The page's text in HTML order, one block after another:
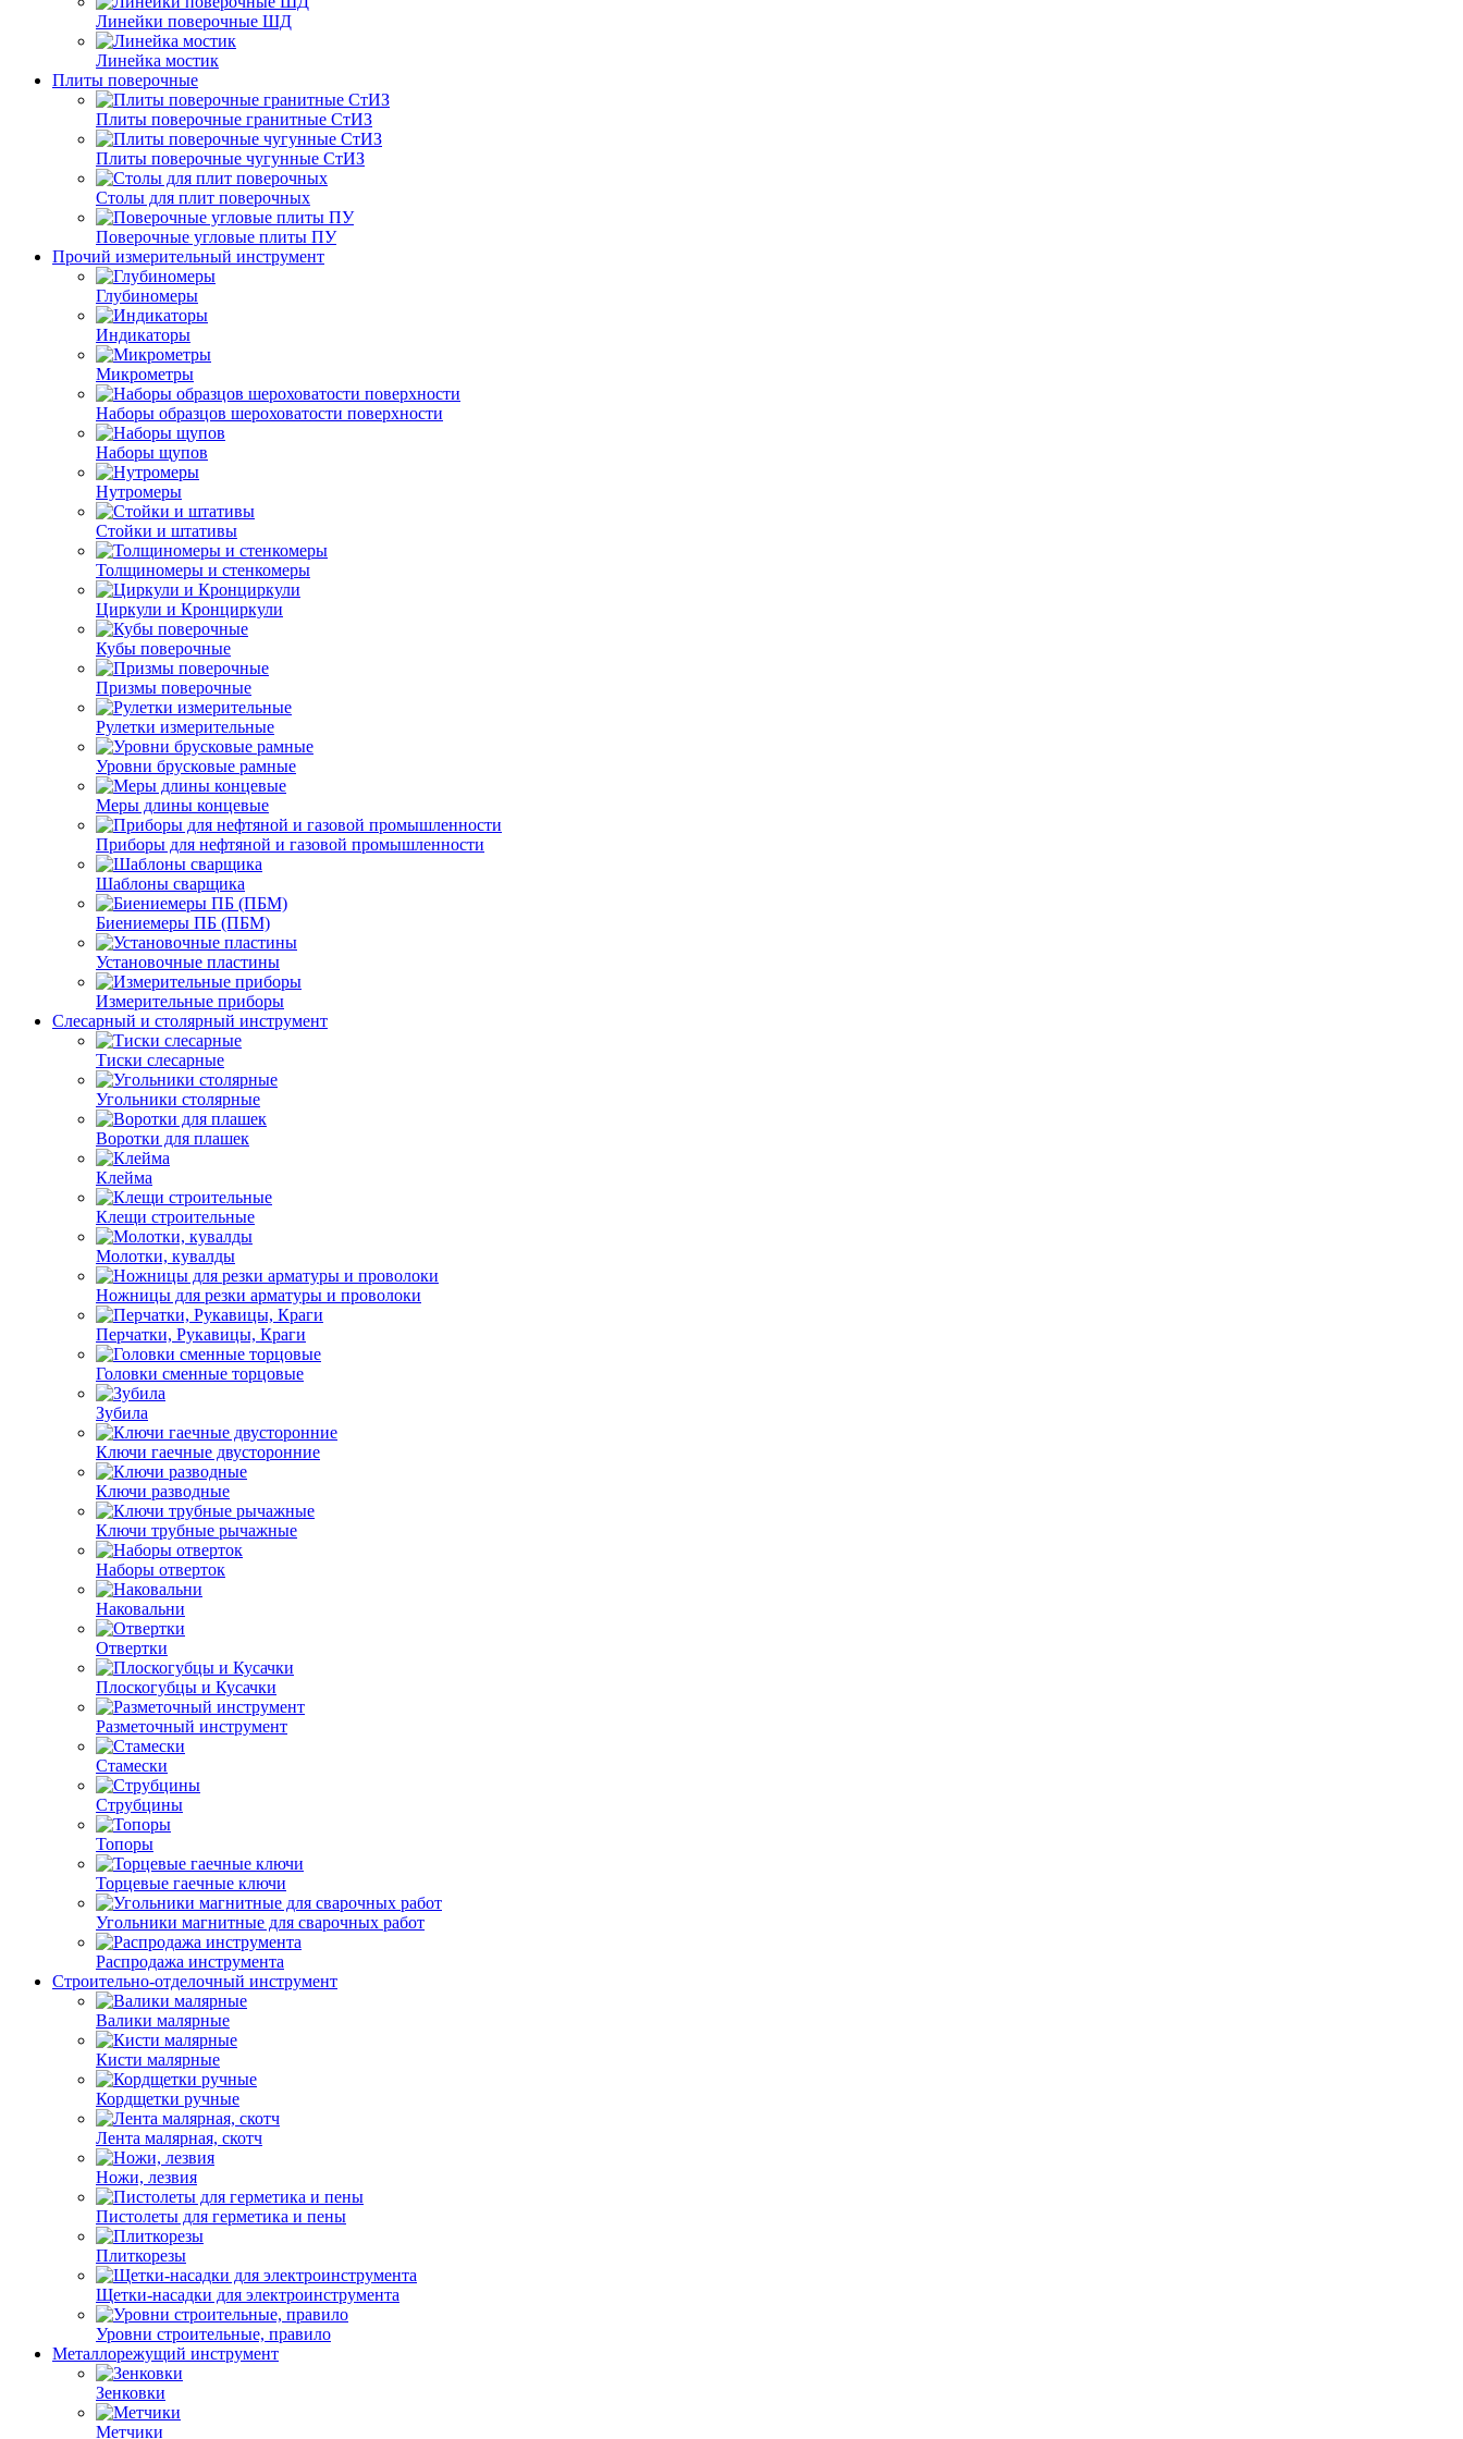
Линейки поверочные ШД
Линейка мостик
Плиты поверочные
Плиты поверочные гранитные СтИЗ
Плиты поверочные чугунные СтИЗ
Столы для плит поверочных
Поверочные угловые плиты ПУ
Прочий измерительный инструмент
Глубиномеры
Индикаторы
Микрометры
Наборы образцов шероховатости поверхности
Наборы щупов
Нутромеры
Стойки и штативы
Толщиномеры и стенкомеры
Циркули и Кронциркули
Кубы поверочные
Призмы поверочные
Рулетки измерительные
Уровни брусковые рамные
Меры длины концевые
Приборы для нефтяной и газовой промышленности
Шаблоны сварщика
Биениемеры ПБ (ПБМ)
Установочные пластины
Измерительные приборы
Слесарный и столярный инструмент
Тиски слесарные
Угольники столярные
Воротки для плашек
Клейма
Клещи строительные
Молотки, кувалды
Ножницы для резки арматуры и проволоки
Перчатки, Рукавицы, Краги
Головки сменные торцовые
Зубила
Ключи гаечные двусторонние
Ключи разводные
Ключи трубные рычажные
Наборы отверток
Наковальни
Отвертки
Плоскогубцы и Кусачки
Разметочный инструмент
Стамески
Струбцины
Топоры
Торцевые гаечные ключи
Угольники магнитные для сварочных работ
Распродажа инструмента
Строительно-отделочный инструмент
Валики малярные
Кисти малярные
Кордщетки ручные
Лента малярная, скотч
Ножи, лезвия
Пистолеты для герметика и пены
Плиткорезы
Щетки-насадки для электроинструмента
Уровни строительные, правило
Металлорежущий инструмент
Зенковки
Метчики